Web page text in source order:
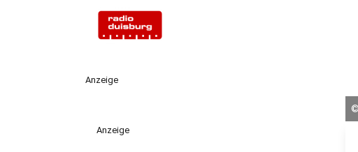
Anzeige
Anzeige
©